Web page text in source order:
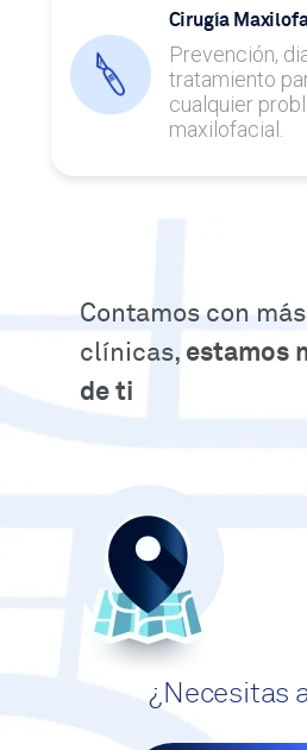
Cirugía
Prevención,
tratamiento
cualquier
maxilofacial.
Contamos con
clínicas, estamos
de ti
¿Necesitas